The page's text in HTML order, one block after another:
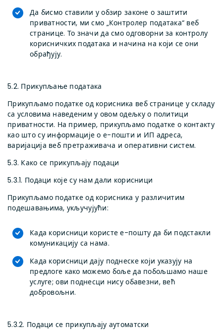
Да бисмо ставили у обзир законе о заштити
приватности, ми смо „Контролер података“ веб
странице. То значи да смо одговорни за контролу
корисничких података и начина на који се они
обрађују.
5.2. Прикупљање података
Прикупљамо податке од корисника веб странице у складу
са условима наведеним у овом одељку о политици
приватности. На пример, прикупљамо податке о контакту
као што су информације о е-пошти и ИП адреса,
варијација веб претраживача и оперативни систем.
5.3. Како се прикупљају подаци
5.3.1. Подаци које су нам дали корисници
Прикупљамо податке од корисника у различитим
подешавањима, укључујући:
Када корисници користе е-пошту да би подстакли
комуникацију са нама.
Када корисници дају поднеске који указују на
предлоге како можемо боље да побољшамо наше
услуге; ови поднесци нису обавезни, већ
добровољни.
5.3.2. Подаци се прикупљају аутоматски